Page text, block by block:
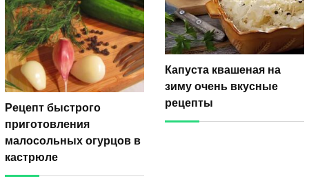
Рецепт быстрого
приготовления
малосольных огурцов в
кастрюле
Капуста квашеная на
зиму очень вкусные
рецепты